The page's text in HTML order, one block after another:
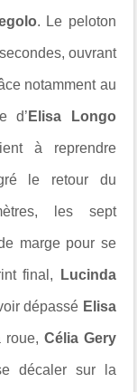
. Le peloton
ouvrant
notamment au
d’ Elisa Longo
à reprendre
le retour du
les sept
marge pour se
final, Lucinda
dépassé Elisa
roue, Célia Gery
décaler sur la